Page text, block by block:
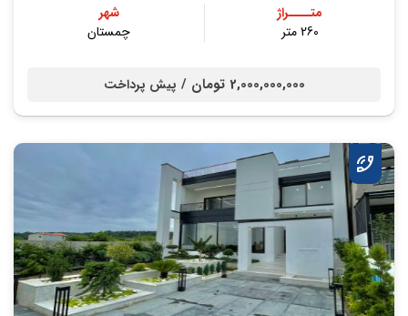
متــــراژ
260 متر
شهر
چمستان
2,000,000,000 تومان / پیش پرداخت